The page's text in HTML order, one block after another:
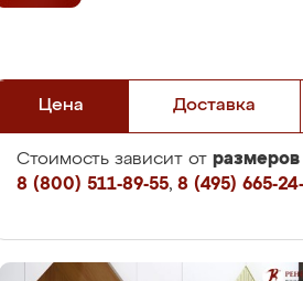
Цена Доставка
Стоимость зависит от
8 (800) 511-89-55, 8 (495) 665-